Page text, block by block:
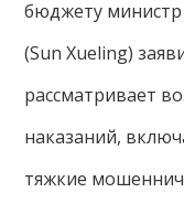
бюджету
(Sun Xueling)
рассматривает
наказаний,
тяжкие